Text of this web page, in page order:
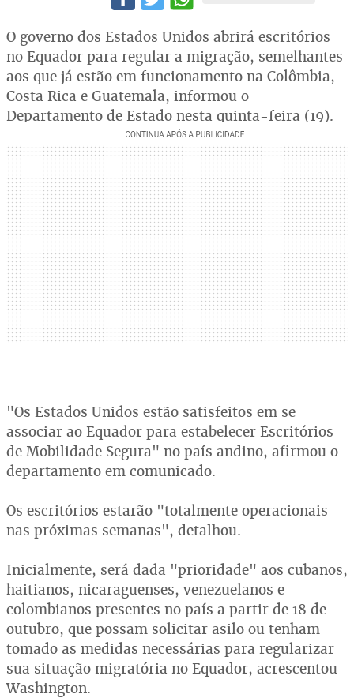
O governo dos Estados Unidos abrirá escritórios
no Equador para regular a migração, semelhantes
aos que já estão em funcionamento na Colômbia,
Costa Rica e Guatemala, informou o
Departamento de Estado nesta quinta-feira (19).
"Os Estados Unidos estão satisfeitos em se
associar ao Equador para estabelecer Escritórios
de Mobilidade Segura" no país andino, afirmou o
departamento em comunicado.
Os escritórios estarão "totalmente operacionais
nas próximas semanas", detalhou.
Inicialmente, será dada "prioridade" aos cubanos,
haitianos, nicaraguenses, venezuelanos e
colombianos presentes no país a partir de 18 de
outubro, que possam solicitar asilo ou tenham
tomado as medidas necessárias para regularizar
sua situação migratória no Equador, acrescentou
Washington.